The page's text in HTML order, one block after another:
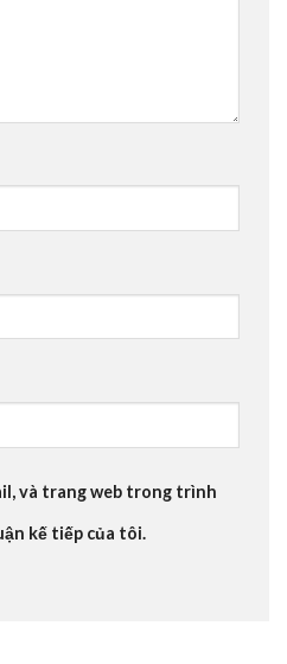
và trang web trong trình
kế tiếp của tôi.